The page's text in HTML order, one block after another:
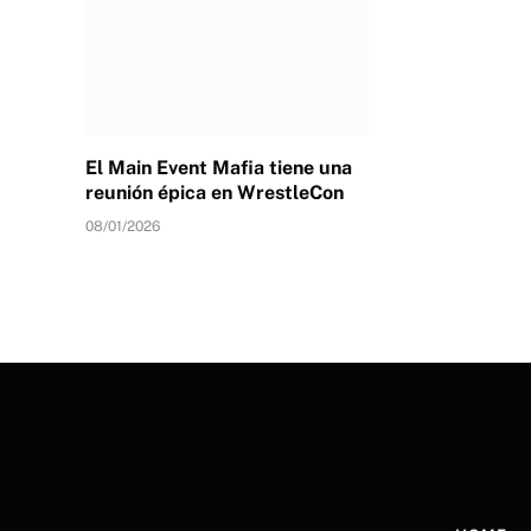
El Main Event Mafia tiene una
reunión épica en WrestleCon
08/01/2026